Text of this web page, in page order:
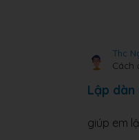
Thc
Cách
Lập
giúp em